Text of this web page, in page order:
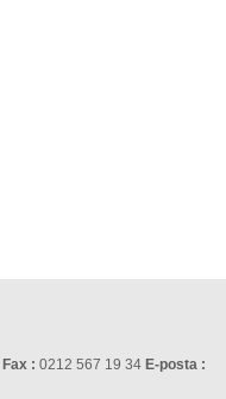
Fax : 0212 567 19 34 E-posta :